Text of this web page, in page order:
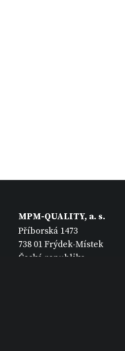
MPM-QUALITY, a. s.
Příborská 1473
738 01 Frýdek-Místek
Česká republika